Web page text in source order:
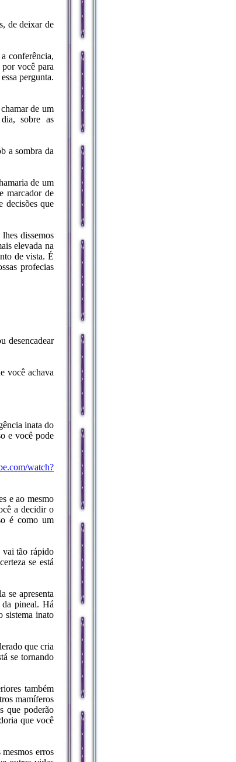
de deixar de
conferência,
por você para
pergunta.
de um
sobre as
a sombra da
de um
marcador de
decisões que
dissemos
elevada na
de vista. É
profecias
desencadear
você achava
inata do
e você pode
watch?
e ao mesmo
a decidir o
é como um
vai tão rápido
se está
se apresenta
da pineal. Há
sistema inato
que cria
se tornando
também
mamíferos
que poderão
que você
erros